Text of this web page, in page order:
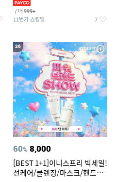
구매 999+
11번가 쇼킹딜 7
26
60% 8,000
[BEST 1+1]이니스프리 빅세일!
선케어/클렌징/마스크/핸드크